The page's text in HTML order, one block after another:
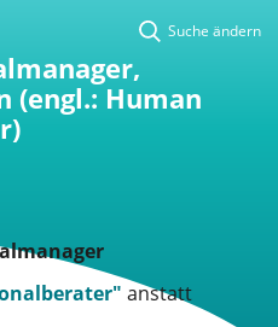
Suche ändern
(engl.: Human
anstatt